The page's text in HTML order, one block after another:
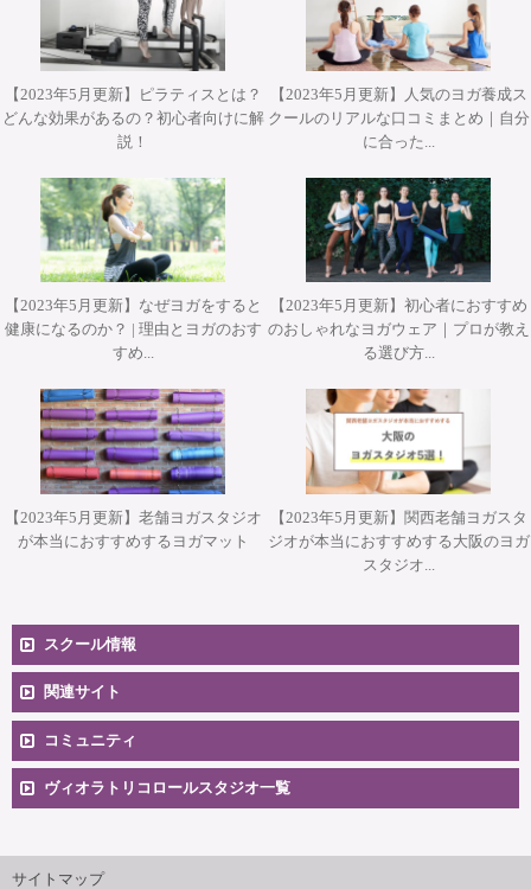
【2023年5月更新】ピラティスとは？
どんな効果があるの？初心者向けに解
説！
【2023年5月更新】人気のヨガ養成ス
クールのリアルな口コミまとめ｜自分
に合った...
【2023年5月更新】なぜヨガをすると
健康になるのか？ | 理由とヨガのおす
すめ...
【2023年5月更新】初心者におすすめ
のおしゃれなヨガウェア｜プロが教え
る選び方...
【2023年5月更新】老舗ヨガスタジオ
が本当におすすめするヨガマット
【2023年5月更新】関西老舗ヨガスタ
ジオが本当におすすめする大阪のヨガ
スタジオ...
スクール情報
安心のサポート体制
関連サイト
コミュニティ
卒業生向け掲示板
インストラクター'sマップ
ヴィオラトリコロールスタジオ一覧
サイトマップ